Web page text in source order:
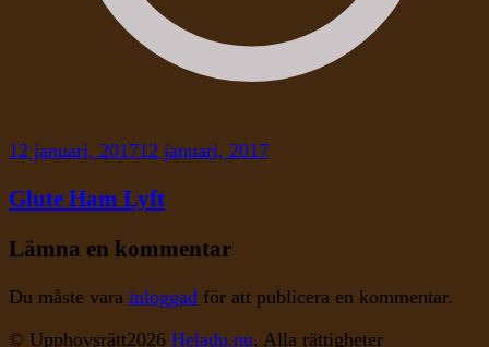
12 januari, 201712 januari, 2017
Glute Ham Lyft
Lämna en kommentar
Du måste vara inloggad för att publicera en kommentar.
© Upphovsrätt2026 Heladu.nu. Alla rättigheter